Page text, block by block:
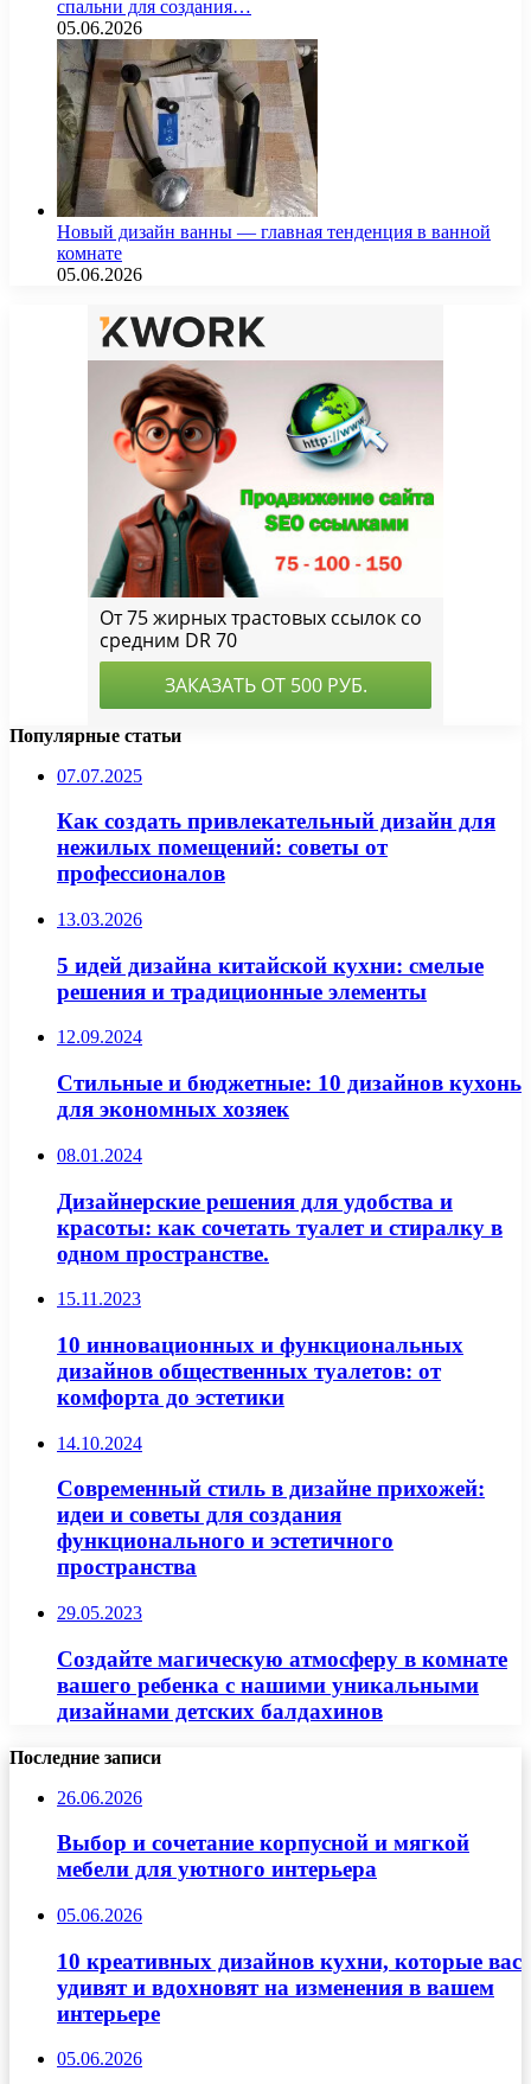
спальни для создания…
05.06.2026
Новый дизайн ванны — главная тенденция в ванной
комнате
05.06.2026
Популярные статьи
07.07.2025
Как создать привлекательный дизайн для
нежилых помещений: советы от
профессионалов
13.03.2026
5 идей дизайна китайской кухни: смелые
решения и традиционные элементы
12.09.2024
Стильные и бюджетные: 10 дизайнов кухонь
для экономных хозяек
08.01.2024
Дизайнерские решения для удобства и
красоты: как сочетать туалет и стиралку в
одном пространстве.
15.11.2023
10 инновационных и функциональных
дизайнов общественных туалетов: от
комфорта до эстетики
14.10.2024
Современный стиль в дизайне прихожей:
идеи и советы для создания
функционального и эстетичного
пространства
29.05.2023
Создайте магическую атмосферу в комнате
вашего ребенка с нашими уникальными
дизайнами детских балдахинов
Последние записи
26.06.2026
Выбор и сочетание корпусной и мягкой
мебели для уютного интерьера
05.06.2026
10 креативных дизайнов кухни, которые вас
удивят и вдохновят на изменения в вашем
интерьере
05.06.2026